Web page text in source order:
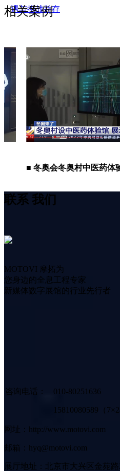
遇与挑战并存
相关案例
冬奥会冬奥村中医药体验馆
联系 我们
MOTOVI 摩拓为
您身边的全息工程专家
新媒体数字展馆的行业先行者
咨询电话： 010-80251636
15810080589（
网址：http://www.motovi.com
邮箱：hyq@motovi.com
展厅地址：北京市大兴区金苑